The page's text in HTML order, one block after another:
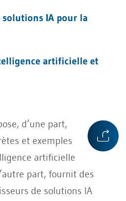
IA pour la
artificielle et
d’une part,
et exemples
artificielle
part, fournit des
de solutions IA